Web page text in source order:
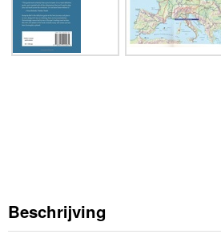
Beschrijving